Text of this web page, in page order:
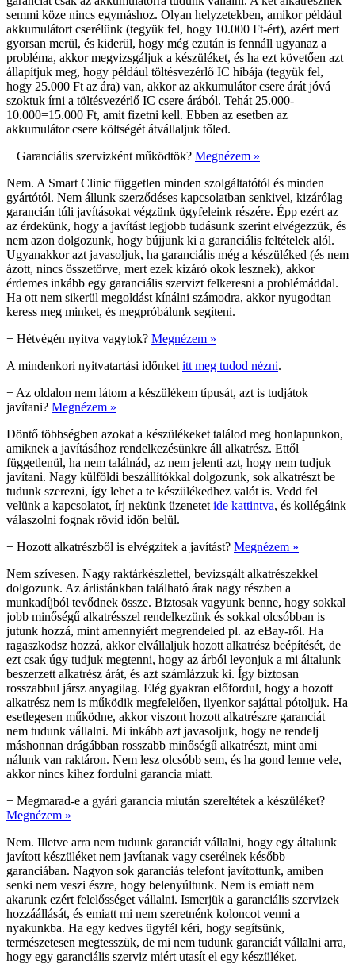
semmi köze nincs egymáshoz. Olyan helyzetekben, amikor például
akkumulátort cserélünk (tegyük fel, hogy 10.000 Ft-ért), azért mert
gyorsan merül, és kiderül, hogy még ezután is fennáll ugyanaz a
probléma, akkor megvizsgáljuk a készüléket, és ha ezt követően azt
állapítjuk meg, hogy például töltésvezérlő IC hibája (tegyük fel,
hogy 25.000 Ft az ára) van, akkor az akkumulátor csere árát jóvá
szoktuk írni a töltésvezérlő IC csere árából. Tehát 25.000-
10.000=15.000 Ft, amit fizetni kell. Ebben az esetben az
akkumulátor csere költségét átvállaljuk tőled.
+ Garanciális szervizként működtök? Megnézem »
Nem. A Smart Clinic független minden szolgáltatótól és minden
gyártótól. Nem állunk szerződéses kapcsolatban senkivel, kizárólag
garancián túli javításokat végzünk ügyfeleink részére. Épp ezért az
az érdekünk, hogy a javítást legjobb tudásunk szerint elvégezzük, és
nem azon dolgozunk, hogy bújjunk ki a garanciális feltételek alól.
Ugyanakkor azt javasoljuk, ha garanciális még a készüléked (és nem
ázott, nincs összetörve, mert ezek kizáró okok lesznek), akkor
érdemes inkább egy garanciális szervizt felkeresni a problémáddal.
Ha ott nem sikerül megoldást kínálni számodra, akkor nyugodtan
keress meg minket, és megpróbálunk segíteni.
+ Hétvégén nyitva vagytok? Megnézem »
A mindenkori nyitvatartási időnket itt meg tudod nézni.
+ Az oldalon nem látom a készülékem típusát, azt is tudjátok
javítani? Megnézem »
Döntő többségben azokat a készülékeket találod meg honlapunkon,
amiknek a javításához rendelkezésünkre áll alkatrész. Ettől
függetlenül, ha nem találnád, az nem jelenti azt, hogy nem tudjuk
javítani. Nagy külföldi beszállítókkal dolgozunk, sok alkatrészt be
tudunk szerezni, így lehet a te készülékedhez valót is. Vedd fel
velünk a kapcsolatot, írj nekünk üzenetet ide kattintva, és kollégáink
válaszolni fognak rövid időn belül.
+ Hozott alkatrészből is elvégzitek a javítást? Megnézem »
Nem szívesen. Nagy raktárkészlettel, bevizsgált alkatrészekkel
dolgozunk. Az árlistánkban található árak nagy részben a
munkadíjból tevődnek össze. Biztosak vagyunk benne, hogy sokkal
jobb minőségű alkatrésszel rendelkezünk és sokkal olcsóbban is
jutunk hozzá, mint amennyiért megrendeled pl. az eBay-ről. Ha
ragaszkodsz hozzá, akkor elvállaljuk hozott alkatrész beépítését, de
ezt csak úgy tudjuk megtenni, hogy az árból levonjuk a mi általunk
beszerzett alkatrész árát, és azt számlázzuk ki. Így biztosan
rosszabbul jársz anyagilag. Elég gyakran előfordul, hogy a hozott
alkatrész nem is működik megfelelően, ilyenkor sajáttal pótoljuk. Ha
esetlegesen működne, akkor viszont hozott alkatrészre garanciát
nem tudunk vállalni. Mi inkább azt javasoljuk, hogy ne rendelj
máshonnan drágábban rosszabb minőségű alkatrészt, mint ami
nálunk van raktáron. Nem lesz olcsóbb sem, és ha gond lenne vele,
akkor nincs kihez fordulni garancia miatt.
+ Megmarad-e a gyári garancia miután szereltétek a készüléket?
Megnézem »
Nem. Illetve arra nem tudunk garanciát vállalni, hogy egy általunk
javított készüléket nem javítanak vagy cserélnek később
garanciában. Nagyon sok garanciás telefont javítottunk, amiben
senki nem veszi észre, hogy belenyúltunk. Nem is emiatt nem
akarunk ezért felelősséget vállalni. Ismerjük a garanciális szervizek
hozzáállását, és emiatt mi nem szeretnénk koloncot venni a
nyakunkba. Ha egy kedves ügyfél kéri, hogy segítsünk,
természetesen megtesszük, de mi nem tudunk garanciát vállalni arra,
hogy egy garanciális szerviz miért utasít el egy készüléket.